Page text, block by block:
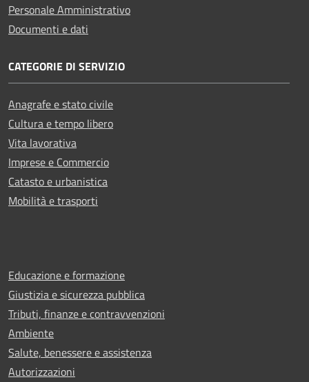
Personale Amministrativo
Documenti e dati
CATEGORIE DI SERVIZIO
Anagrafe e stato civile
Cultura e tempo libero
Vita lavorativa
Imprese e Commercio
Catasto e urbanistica
Mobilità e trasporti
Educazione e formazione
Giustizia e sicurezza pubblica
Tributi, finanze e contravvenzioni
Ambiente
Salute, benessere e assistenza
Autorizzazioni